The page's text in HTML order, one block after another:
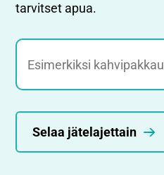
tarvitset apua.
Jätehaku
Selaa jätelajettain